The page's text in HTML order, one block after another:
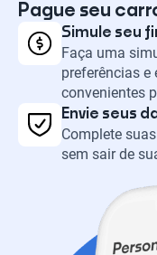
Pague seu
Simule seu
Faça uma
preferências e
convenientes
Envie seus
Complete
sem sair de